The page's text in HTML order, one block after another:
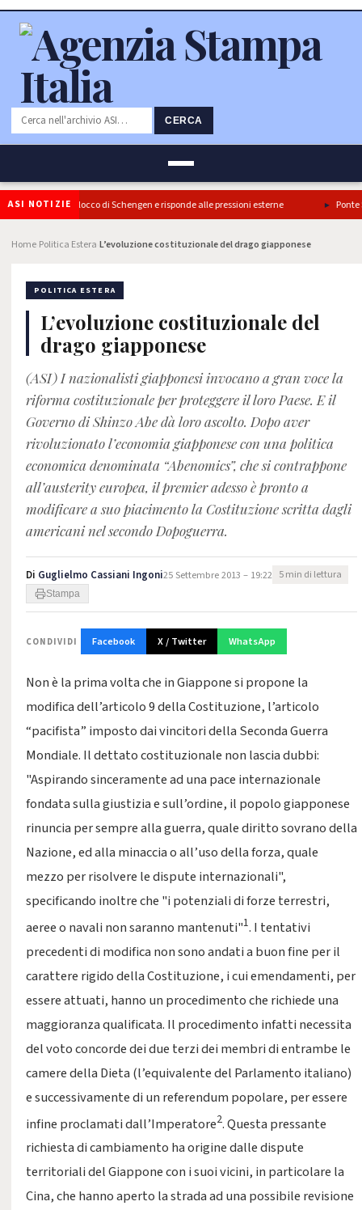
CERCA
ASI NOTIZIE
conferma il blocco di Schengen e risponde alle pressioni esterne Ponte
Home Politica Estera L’evoluzione costituzionale del drago giapponese
POLITICA ESTERA
L’evoluzione costituzionale del
drago giapponese
(ASI) I nazionalisti giapponesi invocano a gran voce la
riforma costituzionale per proteggere il loro Paese. E il
Governo di Shinzo Abe dà loro ascolto. Dopo aver
rivoluzionato l’economia giapponese con una politica
economica denominata “Abenomics”, che si contrappone
all’austerity europea, il premier adesso è pronto a
modificare a suo piacimento la Costituzione scritta dagli
americani nel secondo Dopoguerra.
Di Guglielmo Cassiani Ingoni25 Settembre 2013 – 19:22 5 min di lettura
Stampa
CONDIVIDI Facebook X / Twitter WhatsApp
Non è la prima volta che in Giappone si propone la
modifica dell’articolo 9 della Costituzione, l’articolo
“pacifista” imposto dai vincitori della Seconda Guerra
Mondiale. Il dettato costituzionale non lascia dubbi:
"Aspirando sinceramente ad una pace internazionale
fondata sulla giustizia e sull’ordine, il popolo giapponese
rinuncia per sempre alla guerra, quale diritto sovrano della
Nazione, ed alla minaccia o all’uso della forza, quale
mezzo per risolvere le dispute internazionali",
specificando inoltre che "i potenziali di forze terrestri,
aeree o navali non saranno mantenuti"1. I tentativi
precedenti di modifica non sono andati a buon fine per il
carattere rigido della Costituzione, i cui emendamenti, per
essere attuati, hanno un procedimento che richiede una
maggioranza qualificata. Il procedimento infatti necessita
del voto concorde dei due terzi dei membri di entrambe le
camere della Dieta (l’equivalente del Parlamento italiano)
e successivamente di un referendum popolare, per essere
infine proclamati dall’Imperatore2. Questa pressante
richiesta di cambiamento ha origine dalle dispute
territoriali del Giappone con i suoi vicini, in particolare la
Cina, che hanno aperto la strada ad una possibile revisione